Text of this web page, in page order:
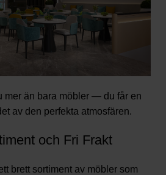
mer än bara möbler — du får en
av den perfekta atmosfären.
och Fri Frakt
brett sortiment av möbler som